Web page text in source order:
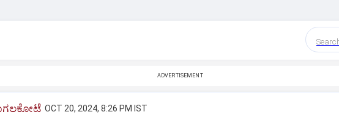
ADVERTISEMENT
OCT 20, 2024, 8:26 PM IST